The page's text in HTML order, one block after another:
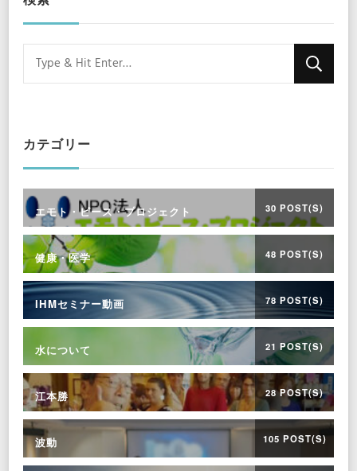
Looking
for
カテゴリー
エモト・ピース・プロジェクト 30 POST(S)
健康・医学 48 POST(S)
IHMセミナー動画 78 POST(S)
水について 21 POST(S)
江本勝 28 POST(S)
波動 105 POST(S)